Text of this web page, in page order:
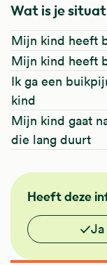
Wat is je
Mijn kind heeft
Mijn kind heeft
Ik ga een
kind
Mijn kind gaat
die lang duurt
FMS
NHGHeeft deze
Vond je dezeJa